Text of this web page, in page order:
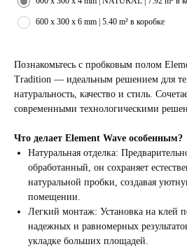
600 x 300 x 6 mm | 5.40 m² в коробке
Познакомьтесь с пробковым полом
Tradition — идеальным решением для
натуральность, качество и стиль.
современными технологическими
Что делает Element Wave особенным?
Натуральная отделка:
обработанный, он сохраняет
натуральной пробки, создавая
помещении.
Легкий монтаж: Установка на клей
надежных и равномерных
укладке больших площадей.